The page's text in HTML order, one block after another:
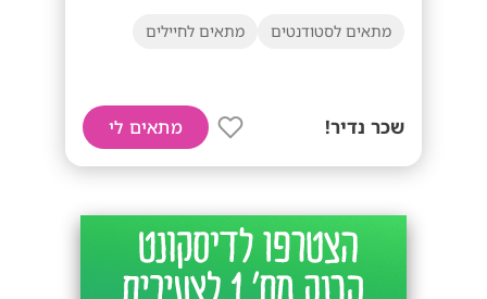
מתאים לסטודנטים מתאים לחיילים
שכר נדיר! מתאים לי